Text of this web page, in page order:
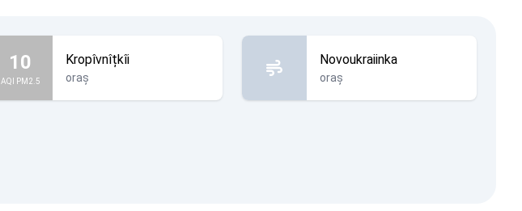
10
AQI PM2.5
Kropîvnîțkîi
oraș
Novoukraiinka
oraș